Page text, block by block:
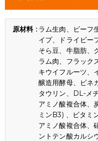
ラム生肉、ビーフ
イプ、ドライビー
そら豆、牛脂肪、
ラム肉、フラック
キウイフルーツ、
醸造用酵母、ビネ
タウリン、DL-メ
アミノ酸複合体、
ミンB3) 、ビタミ
アミノ酸複合体、
ントテン酸カルシ